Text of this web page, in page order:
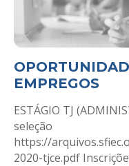
EMPREGOS
ESTÁGIO TJ
seleção
https://
2020-tjce.pdf